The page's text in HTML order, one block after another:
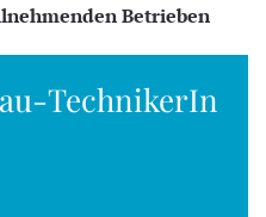
Betrieben
TechnikerIn